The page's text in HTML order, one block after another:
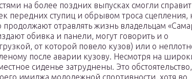
на более поздних выпусках смогли
передних ступиц и обрывом троса сцепления,
отравлять жизнь владельцам
обивка и панели, могут говорить и о
от которой повело кузов) или о
после аварии кузову. Несмотря на
сиденье затруднены. Это обстоятельство,
имиджа молодежной спортивности, хотя во